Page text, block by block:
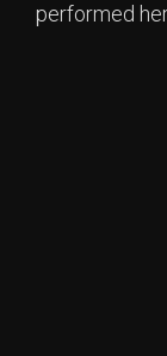
performed